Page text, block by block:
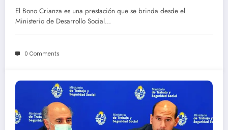
El Bono Crianza es una prestación que se brinda desde el
Ministerio de Desarrollo Social…
0 Comments